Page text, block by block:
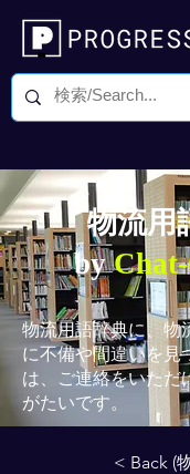
物流用
by
物流用語辞典に、物
に不備や間違いを見
は、ご連絡をいただ
がたいです。
< Back (